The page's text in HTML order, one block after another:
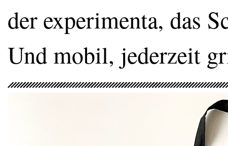
der experimenta, das
Und mobil, jederzeit